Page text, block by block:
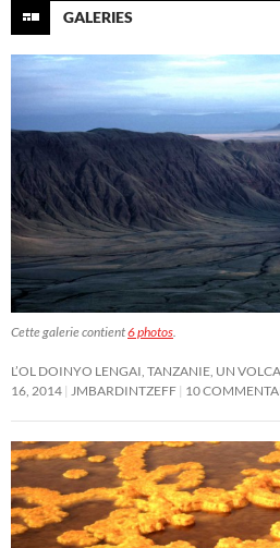
GALERIES
Cette galerie contient6 photos.
L’OL DOINYO LENGAI, TANZANIE, UN
16, 2014 JMBARDINTZEFF 10